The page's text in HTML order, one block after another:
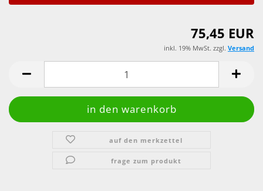
75,45 EUR
inkl. 19% MwSt. zzgl. Versand
auf den merkzettel
frage zum produkt